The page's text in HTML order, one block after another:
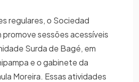
regulares, o Sociedad
sessões acessíveis
Surda de Bagé, em
e o gabinete da
Moreira. Essas atividades